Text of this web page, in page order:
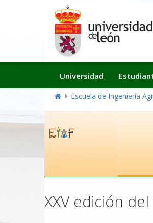
Navegación
principal
Universidad
Escuela de Ingeniería
XXV edición